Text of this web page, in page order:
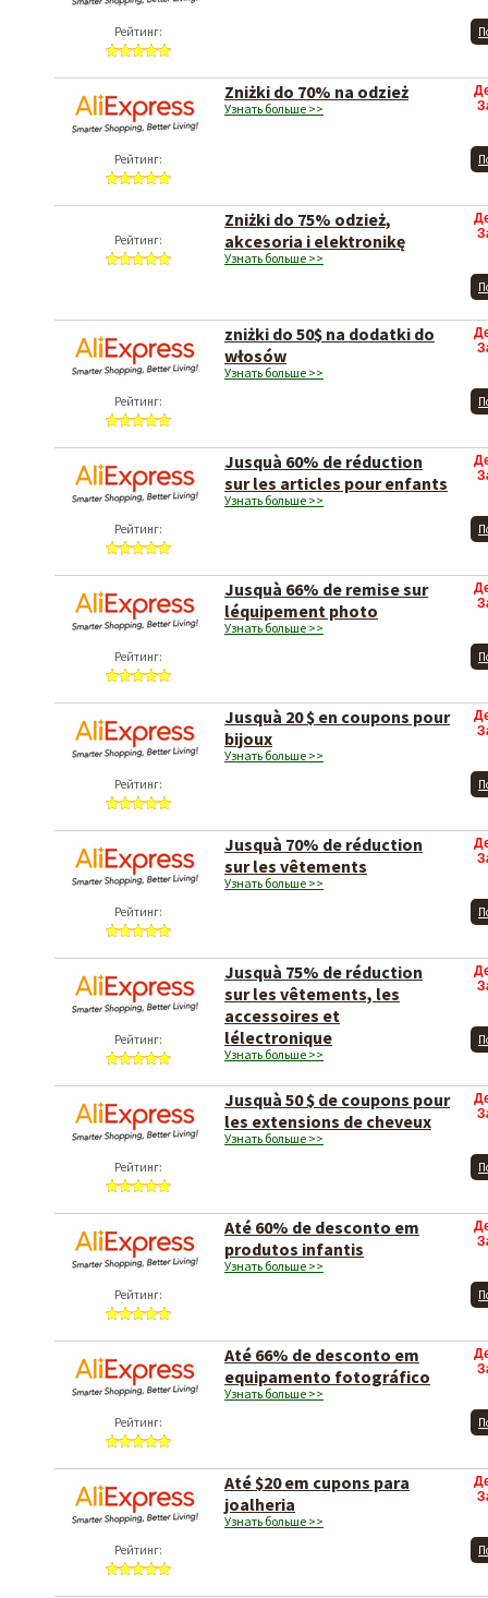
Рейтинг:
Рейтинг:
Zniżki do 70% na odzież
Узнать больше >>
Рейтинг:
Zniżki do 75% odzież,
akcesoria i elektronikę
Узнать больше >>
Рейтинг:
zniżki do 50$ na dodatki do
włosów
Узнать больше >>
Рейтинг:
Jusquà 60% de réduction
sur les articles pour enfants
Узнать больше >>
Рейтинг:
Jusquà 66% de remise sur
léquipement photo
Узнать больше >>
Рейтинг:
Jusquà 20 $ en coupons pour
bijoux
Узнать больше >>
Рейтинг:
Jusquà 70% de réduction
sur les vêtements
Узнать больше >>
Рейтинг:
Jusquà 75% de réduction
sur les vêtements, les
accessoires et
lélectronique
Узнать больше >>
Рейтинг:
Jusquà 50 $ de coupons pour
les extensions de cheveux
Узнать больше >>
Рейтинг:
Até 60% de desconto em
produtos infantis
Узнать больше >>
Рейтинг:
Até 66% de desconto em
equipamento fotográfico
Узнать больше >>
Рейтинг:
Até $20 em cupons para
joalheria
Узнать больше >>